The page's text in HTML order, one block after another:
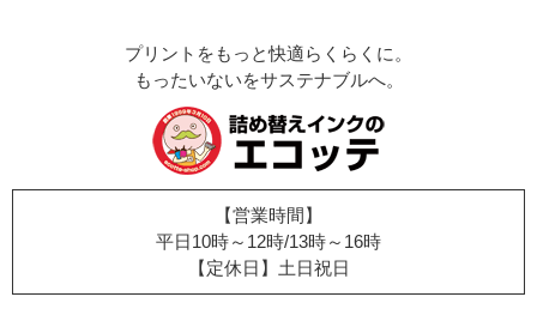
プリントをもっと快適らくらくに。
もったいないをサステナブルへ。
【営業時間】
平日10時～12時/13時～16時
【定休日】土日祝日